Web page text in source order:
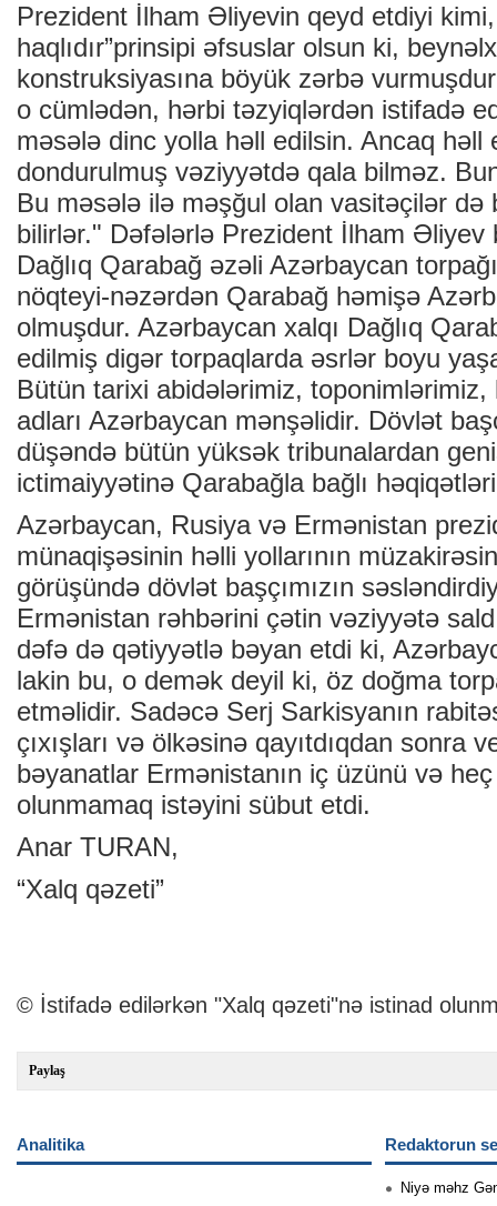
Prezident İlham Əliyevin qeyd etdiyi
haqlıdır”prinsipi əfsuslar olsun ki,
konstruksiyasına böyük zərbə
o cümlədən, hərbi təzyiqlərdən istifadə
məsələ dinc yolla həll edilsin. Ancaq həll
dondurulmuş vəziyyətdə qala bilməz.
Bu məsələ ilə məşğul olan vasitəçilər də
bilirlər." Dəfələrlə Prezident İlham Əliyev
Dağlıq Qarabağ əzəli Azərbaycan
nöqteyi-nəzərdən Qarabağ həmişə
olmuşdur. Azərbaycan xalqı Dağlıq
edilmiş digər torpaqlarda əsrlər boyu
Bütün tarixi abidələrimiz,
adları Azərbaycan mənşəlidir. Dövlət
düşəndə bütün yüksək tribunalardan
ictimaiyyətinə Qarabağla bağlı həqiqətləri
Azərbaycan, Rusiya və Ermənistan
münaqişəsinin həlli yollarının
görüşündə dövlət başçımızın
Ermənistan rəhbərini çətin vəziyyətə
dəfə də qətiyyətlə bəyan etdi ki,
lakin bu, o demək deyil ki, öz doğma
etməlidir. Sadəcə Serj Sarkisyanın
çıxışları və ölkəsinə qayıtdıqdan sonra
bəyanatlar Ermənistanın iç üzünü və
olunmamaq istəyini sübut etdi.
Anar TURAN,
“Xalq qəzeti”
© İstifadə edilərkən "Xalq qəzeti"nə istinad
Paylaş
Analitika Redaktorun
Niyə məhz